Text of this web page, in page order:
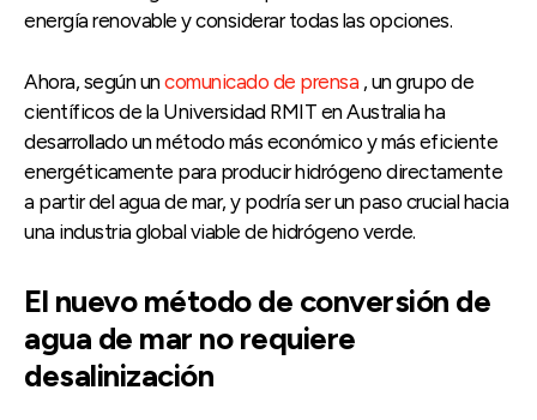
energía renovable y considerar todas las opciones.
Ahora, según uncomunicado de prensa , un grupo de
científicos de la Universidad RMIT en Australia ha
desarrollado un método más económico y más eficiente
energéticamente para producir hidrógeno directamente
a partir del agua de mar, y podría ser un paso crucial hacia
una industria global viable de hidrógeno verde.
El nuevo método de conversión de
agua de mar no requiere
desalinización